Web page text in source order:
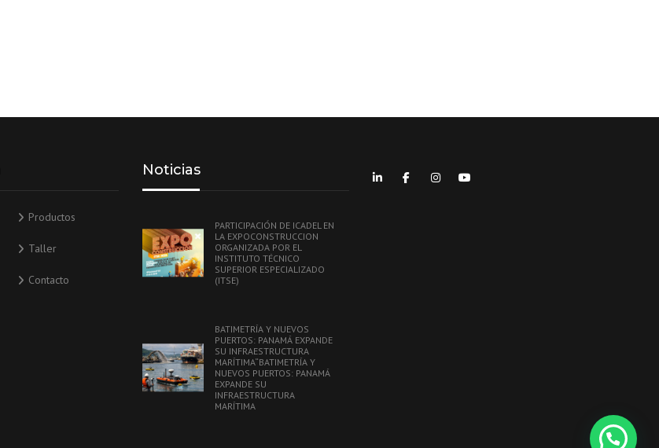
Productos
Taller
Contacto
Noticias
PARTICIPACIÓN DE ICADEL EN
LA EXPOCONSTRUCCION
ORGANIZADA POR EL
INSTITUTO TÉCNICO
SUPERIOR ESPECIALIZADO
(ITSE)
BATIMETRÍA Y NUEVOS
PUERTOS: PANAMÁ EXPANDE
SU INFRAESTRUCTURA
MARÍTIMA“BATIMETRÍA Y
NUEVOS PUERTOS: PANAMÁ
EXPANDE SU
INFRAESTRUCTURA
MARÍTIMA